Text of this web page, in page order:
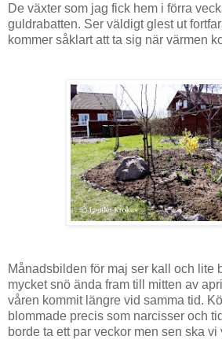
De växter som jag fick hem i förra
guldrabatten. Ser väldigt glest ut
kommer såklart att ta sig när värmen
Månadsbilden för maj ser kall och lite
mycket snö ända fram till mitten av
våren kommit längre vid samma tid.
blommade precis som narcisser och
borde ta ett par veckor men sen ska vi